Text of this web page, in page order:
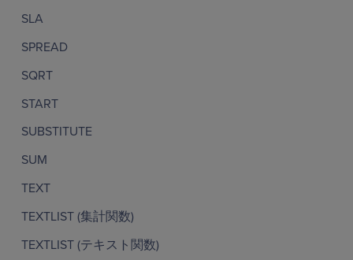
SLA
SPREAD
SQRT
START
SUBSTITUTE
SUM
TEXT
TEXTLIST (集計関数)
TEXTLIST (テキスト関数)